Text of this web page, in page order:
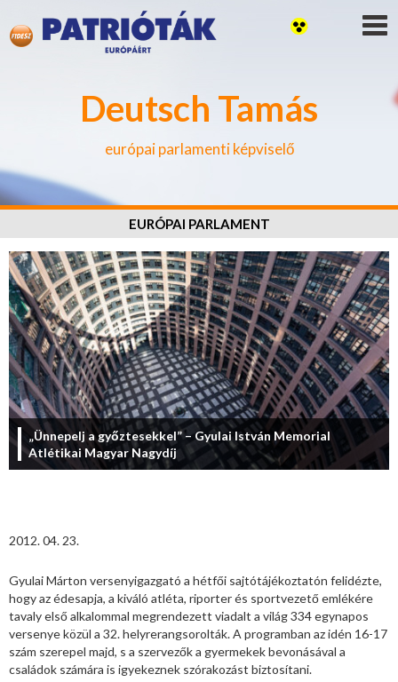
Deutsch Tamás
európai parlamenti képviselő
EURÓPAI PARLAMENT
„Ünnepelj a győztesekkel” – Gyulai István Memorial
Atlétikai Magyar Nagydíj
2012. 04. 23.
Gyulai Márton versenyigazgató a hétfői sajtótájékoztatón felidézte,
hogy azédesapja, a kiváló atléta, riporter és sportvezető emlékére
tavaly elsőalkalommal megrendezett viadalt a világ 334 egynapos
versenye közül a 32.helyrerangsorolták. A programban az idén 16-17
szám szerepel majd, s a szervezők a gyermekek bevonásával a
családok számára is igyekeznek szórakozást biztosítani.